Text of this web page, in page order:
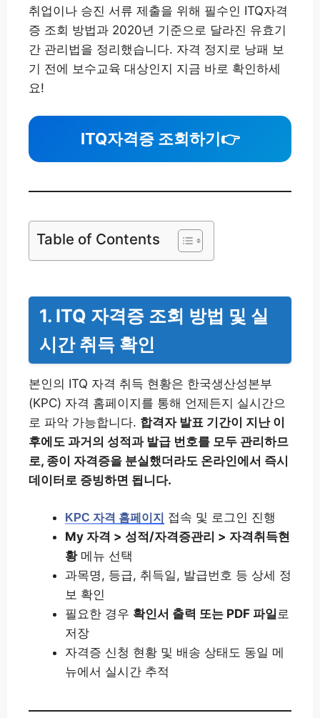
취업이나 승진 서류 제출을 위해 필수인 ITQ자격
증 조회 방법과 2020년 기준으로 달라진 유효기
간 관리법을 정리했습니다. 자격 정지로 낭패 보
기 전에 보수교육 대상인지 지금 바로 확인하세
요!
ITQ자격증 조회하기 👉
Table of Contents
1. ITQ 자격증 조회 방법 및 실
시간 취득 확인
본인의 ITQ 자격 취득 현황은 한국생산성본부
(KPC) 자격 홈페이지를 통해 언제든지 실시간으
로 파악 가능합니다. 합격자 발표 기간이 지난 이
후에도 과거의 성적과 발급 번호를 모두 관리하므
로, 종이 자격증을 분실했더라도 온라인에서 즉시
데이터로 증빙하면 됩니다.
KPC 자격 홈페이지
접속 및 로그인 진행
My 자격 > 성적/자격증관리 > 자격취득현
황메뉴 선택
과목명, 등급, 취득일, 발급번호 등 상세 정
보 확인
필요한 경우 확인서 출력 또는 PDF 파일로
저장
자격증 신청 현황 및 배송 상태도 동일 메
뉴에서 실시간 추적